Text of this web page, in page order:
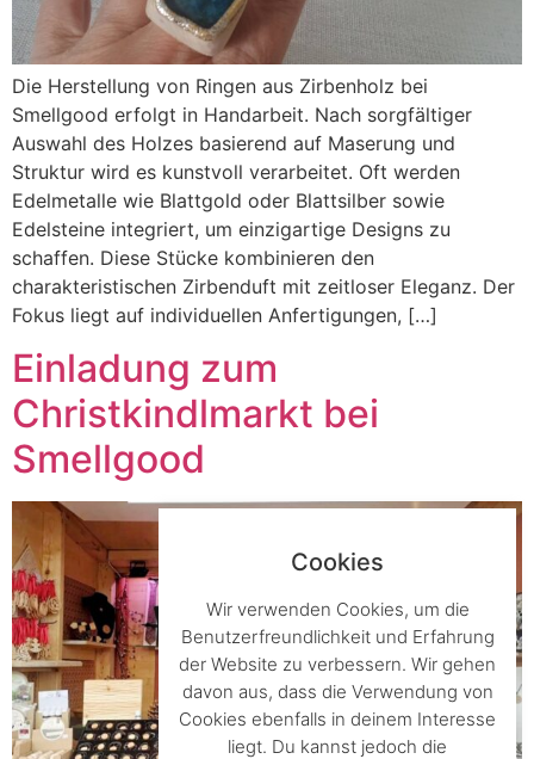
Die Herstellung von Ringen aus Zirbenholz bei
Smellgood erfolgt in Handarbeit. Nach sorgfältiger
Auswahl des Holzes basierend auf Maserung und
Struktur wird es kunstvoll verarbeitet. Oft werden
Edelmetalle wie Blattgold oder Blattsilber sowie
Edelsteine integriert, um einzigartige Designs zu
schaffen. Diese Stücke kombinieren den
charakteristischen Zirbenduft mit zeitloser Eleganz. Der
Fokus liegt auf individuellen Anfertigungen, […]
Einladung zum
Christkindlmarkt bei
Smellgood
Cookies
Wir verwenden Cookies, um die
Benutzerfreundlichkeit und Erfahrung
der Website zu verbessern. Wir gehen
davon aus, dass die Verwendung von
Cookies ebenfalls in deinem Interesse
liegt. Du kannst jedoch die